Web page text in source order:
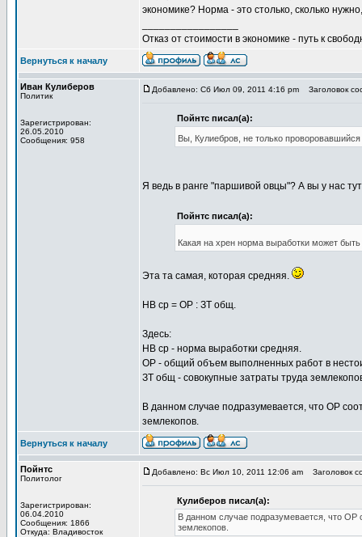
экономике? Норма - это столько, сколько
Отказ от стоимости в экономике - путь к
Вернуться к началу
Иван Кулиберов
Политик
Зарегистрирован:
26.05.2010
Сообщения: 958
Добавлено: Сб Июл 09, 2011 4:16 pm Заголовок
Пойнтс писал(а):
Вы, Кулиебров, не только
Я ведь в ранге "паршивой овцы"? А вы у нас
Пойнтс писал(а):
Какая на хрен норма выработки может
Эта та самая, которая средняя.
НВ ср = ОР : ЗТ общ.
Здесь:
НВ ср - норма выработки средняя.
ОР - общий объем выполненных работ в
ЗТ общ - совокупные затраты труда
В данном случае подразумевается, что ОР
землекопов.
Вернуться к началу
Пойнтс
Политолог
Зарегистрирован:
06.04.2010
Сообщения: 1866
Откуда: Владивосток
Добавлено: Вс Июл 10, 2011 12:06 am Заголовок
Кулиберов писал(а):
В данном случае подразумевается, что ОР
землекопов.